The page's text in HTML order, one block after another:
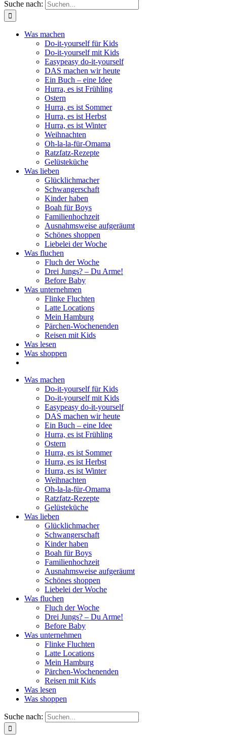
Suche nach:
Was machen
Do-it-yourself für Kids
Do-it-yourself mit Kids
Easypeasy do-it-yourself
DAS machen wir heute
Ein Buch – eine Idee
Hurra, es ist Frühling
Ostern
Hurra, es ist Sommer
Hurra, es ist Herbst
Hurra, es ist Winter
Weihnachten
Oh-la-la-für-Omama
Ratzfatz-Rezepte
Gelüsteküche
Was lieben
Glücklichmacher
Schwangerschaft
Kinder haben
Boah für Boys
Familienhochzeit
Ausnahmsweise aufgeräumt
Schönes shoppen
Liebelei der Woche
Was fluchen
Fluch der Woche
Drei Jungs? – Du Arme!
Before Baby
Was unternehmen
Flinke Fluchten
Latte Locations
Mein Hamburg
Pärchen-Wochenenden
Reisen mit Kids
Was lesen
Was shoppen
Was machen
Do-it-yourself für Kids
Do-it-yourself mit Kids
Easypeasy do-it-yourself
DAS machen wir heute
Ein Buch – eine Idee
Hurra, es ist Frühling
Ostern
Hurra, es ist Sommer
Hurra, es ist Herbst
Hurra, es ist Winter
Weihnachten
Oh-la-la-für-Omama
Ratzfatz-Rezepte
Gelüsteküche
Was lieben
Glücklichmacher
Schwangerschaft
Kinder haben
Boah für Boys
Familienhochzeit
Ausnahmsweise aufgeräumt
Schönes shoppen
Liebelei der Woche
Was fluchen
Fluch der Woche
Drei Jungs? – Du Arme!
Before Baby
Was unternehmen
Flinke Fluchten
Latte Locations
Mein Hamburg
Pärchen-Wochenenden
Reisen mit Kids
Was lesen
Was shoppen
Suche nach: